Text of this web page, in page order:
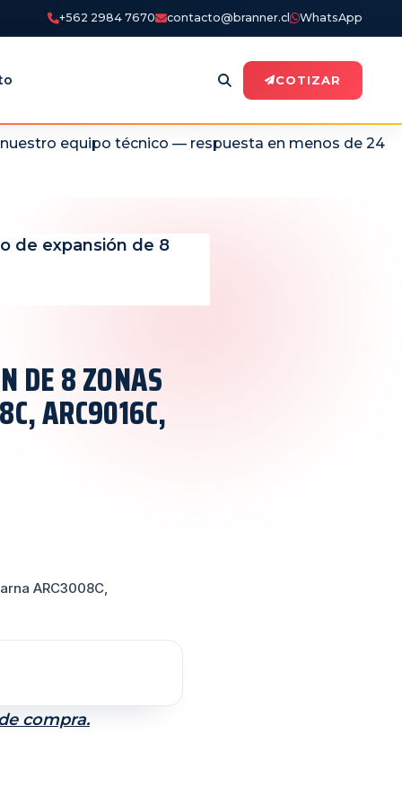
+562 2984 7670 contacto@branner.cl WhatsApp
COTIZAR
equipo técnico — respuesta en menos de 24
de expansión de 8
DE 8 ZONAS
ARC9016C,
ARC3008C,
compra.